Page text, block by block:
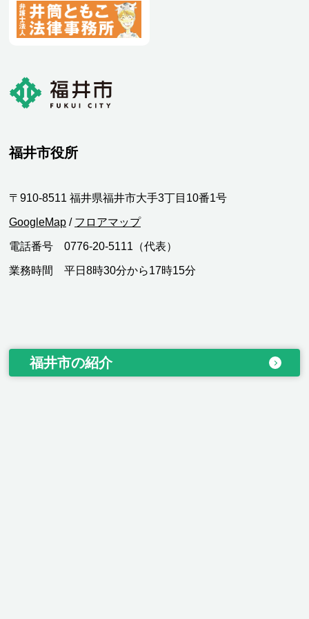
福井市役所
〒910-8511 福井県福井市大手3丁目10番1号
GoogleMap / フロアマップ
電話番号 0776-20-5111（代表）
業務時間 平日8時30分から17時15分
福井市の紹介